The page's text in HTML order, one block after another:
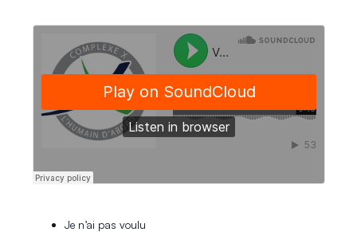
Je n’ai pas voulu